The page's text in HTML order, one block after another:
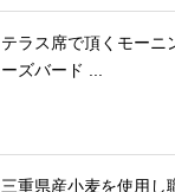
テラス席で頂くモーニ
ーズバード ...
三重県産小麦を使用し